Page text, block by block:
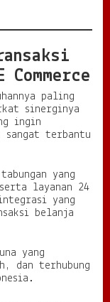
paling
sinerginya
ingin
sangat terbantu
yang
layanan 24
yang
belanja
yang
dan terhubung